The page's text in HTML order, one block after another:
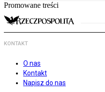
Promowane treści
KONTAKT
O nas
Kontakt
Napisz do nas